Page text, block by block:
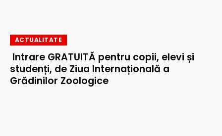
ACTUALITATE
Intrare GRATUITĂ pentru copii, elevi și
studenți, de Ziua Internațională a
Grădinilor Zoologice